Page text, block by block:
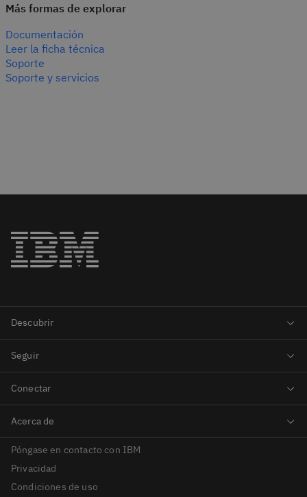
Más formas de explorar
Documentación
Leer la ficha técnica
Soporte
Soporte y servicios
Póngase en contacto con IBM
Privacidad
Condiciones de uso